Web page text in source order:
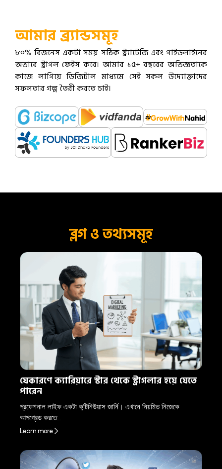
আমার ব্র্যান্ডসমূহ
৮০% বিজনেস একটা সময় সঠিক স্ট্র্যাটেজি এবং গাইডলাইনের
অভাবে স্ট্রাগল ফেইস করে। আমার ১৫+ বছরের অভিজ্ঞতাকে
কাজে লাগিয়ে ডিজিটাল মাধ্যমে সেই সকল উদ্যোক্তাদের
সফলতার গল্প তৈরী করতে চাই।
ব্লগ ও তথ্যসমূহ
যেকারণে ক্যারিয়ারে স্টার থেকে স্ট্রাগলার হয়ে যেতে
পারেন
প্রফেশনাল লাইফ একটা কন্টিনিউয়াস জার্নি। এখানে নিয়মিত নিজেকে
আপগ্রেড করতে…
Learn more